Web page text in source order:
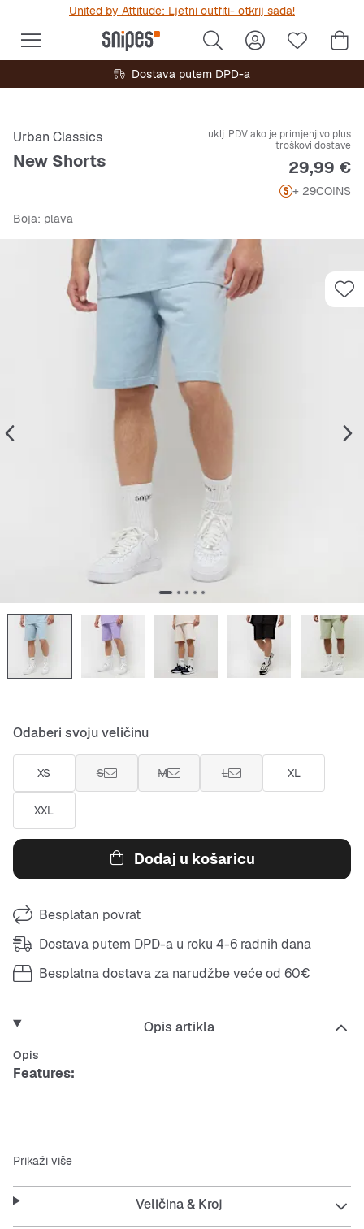
United by Attitude: Ljetni outfiti- otkrij sada!
Dostava putem DPD-a
Urban Classics
New Shorts
uklj. PDV ako je primjenjivo plus
troškovi dostave
Cijena
29,99 €
+ 29COINS
Boja: plava
Odaberi svoju veličinu
XS S M L XL
XXL
Dodaj u košaricu
Besplatan povrat
Dostava putem DPD-a u roku 4-6 radnih dana
Besplatna dostava za narudžbe veće od 60€
Opis artikla
Opis
Features:
Nove kratke hlače od
svijetloplavoj boji
dva džepa sprijeda, dva džepa straga
Prikaži više
Veličina & Kroj